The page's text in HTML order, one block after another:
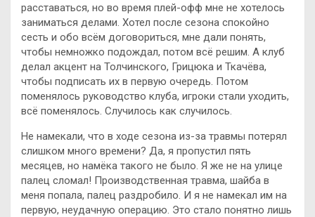
расставаться, но во время плей-офф мне не хотелось
заниматься делами. Хотел после сезона спокойно
сесть и обо всём договориться, мне дали понять,
чтобы немножко подождал, потом всё решим. А клуб
делал акцент на Толчинского, Грицюка и Ткачёва,
чтобы подписать их в первую очередь. Потом
поменялось руководство клуба, игроки стали уходить,
всё поменялось. Случилось как случилось.
Не намекали, что в ходе сезона из-за травмы потерял
слишком много времени? Да, я пропустил пять
месяцев, но намёка такого не было. Я же не на улице
палец сломал! Производственная травма, шайба в
меня попала, палец раздробило. И я не намекал им на
первую, неудачную операцию. Это стало понятно лишь